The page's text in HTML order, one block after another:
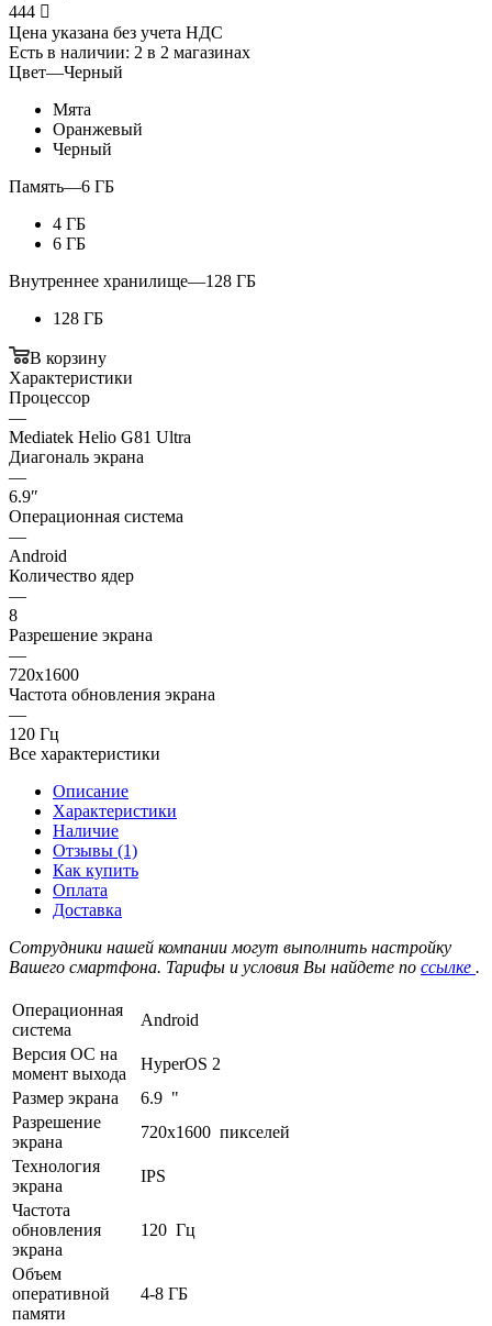
444 
Цена указана без учета НДС
Есть в наличии: 2 в 2 магазинах
Цвет—Черный
Мята
Оранжевый
Черный
Память—6 ГБ
4 ГБ
6 ГБ
Внутреннее хранилище—128 ГБ
128 ГБ
В корзину
Характеристики
Процессор
—
Mediatek Helio G81 Ultra
Диагональ экрана
—
6.9″
Операционная система
—
Android
Количество ядер
—
8
Разрешение экрана
—
720x1600
Частота обновления экрана
—
120 Гц
Все характеристики
Описание
Характеристики
Наличие
Отзывы (1)
Как купить
Оплата
Доставка
Сотрудники нашей компании могут выполнить настройку
Вашего смартфона. Тарифы и условия Вы найдете по ссылке .
Операционная
система
Android
Версия ОС на
момент выхода
HyperOS 2
Размер экрана
6.9 "
Разрешение
экрана
720x1600 пикселей
Технология
экрана
IPS
Частота
обновления
экрана
120 Гц
Объем
оперативной
памяти
4-8 ГБ